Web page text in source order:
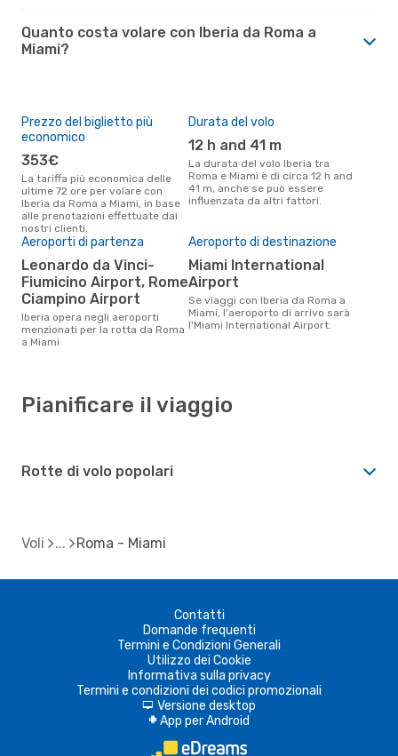
Quanto costa volare con Iberia da Roma a
Miami?
Prezzo del biglietto più
economico
353€
La tariffa più economica delle
ultime 72 ore per volare con
Iberia da Roma a Miami, in base
alle prenotazioni effettuate dai
nostri clienti.
Durata del volo
12 h and 41 m
La durata del volo Iberia tra
Roma e Miami è di circa 12 h and
41 m, anche se può essere
influenzata da altri fattori.
Aeroporti di partenza
Leonardo da Vinci-
Fiumicino Airport, Rome
Ciampino Airport
Iberia opera negli aeroporti
menzionati per la rotta da Roma
a Miami
Aeroporto di destinazione
Miami International
Airport
Se viaggi con Iberia da Roma a
Miami, l'aeroporto di arrivo sarà
l'Miami International Airport.
Pianificare il viaggio
Rotte di volo popolari
Voli Roma - Miami
Contatti
Domande frequenti
Termini e Condizioni Generali
Utilizzo dei Cookie
Informativa sulla privacy
Termini e condizioni dei codici promozionali
d Versione desktop
A App per Android